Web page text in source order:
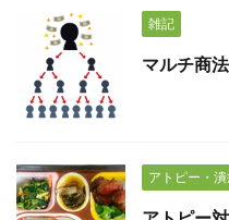
雑記
マルチ商
アトピー・